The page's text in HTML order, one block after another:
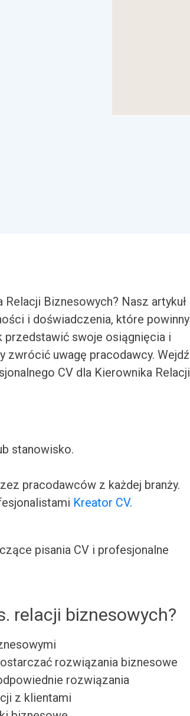
Biznesowych? Nasz artykuł
i doświadczenia, które powinny
przedstawić swoje osiągnięcia i
zwrócić uwagę pracodawcy. Wejdź
CV dla Kierownika Relacji
stanowisko.
pracodawców z każdej branży.
Kreator CV.
pisania CV i profesjonalne
relacji biznesowych?
rozwiązania biznesowe
rozwiązania
z klientami